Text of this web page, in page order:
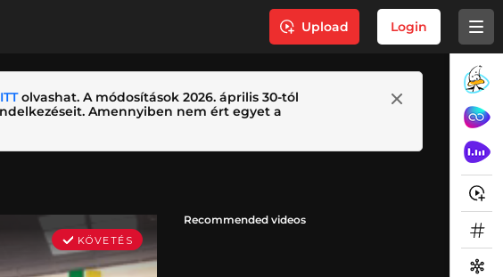
Upload Login
ITTolvashat. A módosítások 2026. április 30-tól
Amennyiben nem ért egyet a
Recommended videos